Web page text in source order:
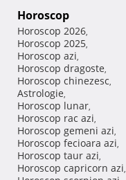
Horoscop
Horoscop 2026,
Horoscop 2025,
Horoscop azi,
Horoscop dragoste,
Horoscop chinezesc,
Astrologie,
Horoscop lunar,
Horoscop rac azi,
Horoscop gemeni azi,
Horoscop fecioara azi,
Horoscop taur azi,
Horoscop capricorn azi,